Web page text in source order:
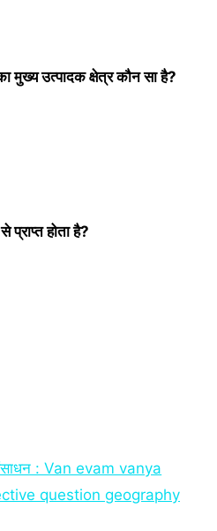
मुख्य उत्पादक क्षेत्र कौन सा है?
होता है?
: Van evam vanya
question geography